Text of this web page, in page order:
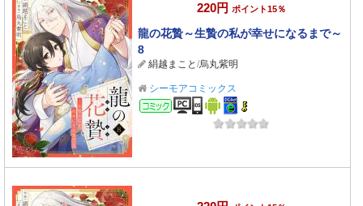
220円 ポイント15％
龍の花贄～生贄の私が幸せになるまで～
8
絹越まこと /烏丸紫明
シーモアコミックス
コミック